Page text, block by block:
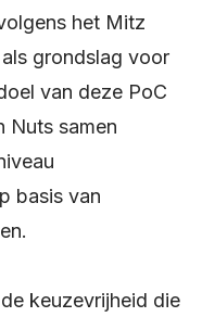
het Mitz
grondslag voor
van deze PoC
Nuts samen
basis van
keuzevrijheid die